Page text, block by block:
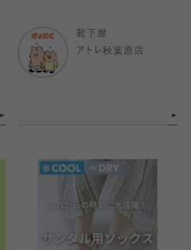
靴下屋
アトレ秋葉原店